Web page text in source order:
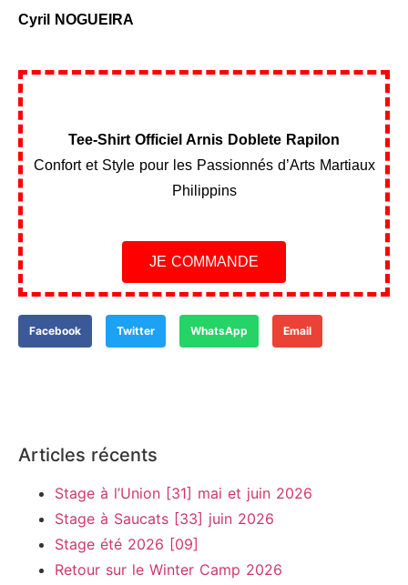
Cyril NOGUEIRA
Tee-Shirt Officiel Arnis Doblete Rapilon
Confort et Style pour les Passionnés d’Arts Martiaux
Philippins
JE COMMANDE
Facebook Twitter WhatsApp Email
Articles récents
Stage à l’Union [31] mai et juin 2026
Stage à Saucats [33] juin 2026
Stage été 2026 [09]
Retour sur le Winter Camp 2026